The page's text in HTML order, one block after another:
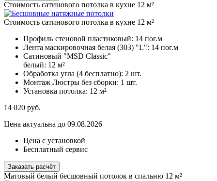
Стоимость сатинового потолка в кухне 12 м²
Стоимость сатинового потолка в кухне 12 м²
Профиль стеновой пластиковый: 14 пог.м
Лента маскировочная белая (303) "L": 14 пог.м
Сатиновый "MSD Classic"
белый: 12 м²
Обработка угла (4 бесплатно): 2 шт.
Монтаж Люстры без сборки: 1 шт.
Установка потолка: 12 м²
14 020 руб.
Цена актуальна до 09.08.2026
Цена с установкой
Бесплатный сервис
Заказать расчёт
Матовый белый бесшовный потолок в спальню 12 м²